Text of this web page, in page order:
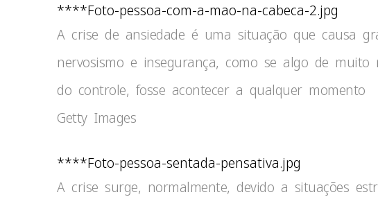
****Foto-pessoa-com-a-mao-na-cabeca-2.jpg
A crise de ansiedade é uma situação que causa
nervosismo e insegurança, como se algo de
do controle, fosse acontecer a qualquer momento
Getty Images
****Foto-pessoa-sentada-pensativa.jpg
A crise surge, normalmente, devido a situações